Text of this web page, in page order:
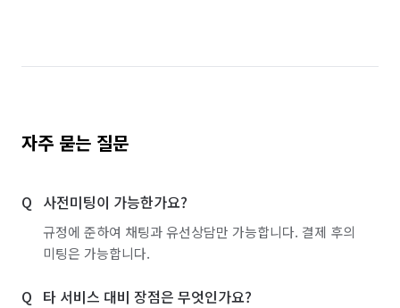
자주 묻는 질문
사전미팅이 가능한가요?
규정에 준하여 채팅과 유선상담만 가능합니다. 결제 후의
미팅은 가능합니다.
타 서비스 대비 장점은 무엇인가요?